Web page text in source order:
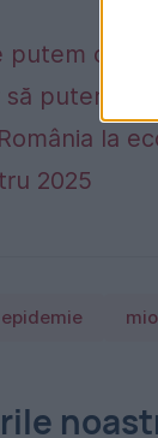
putem
să putem
la
2025
epidemie